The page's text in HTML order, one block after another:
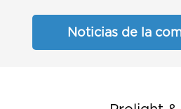
Noticias de la